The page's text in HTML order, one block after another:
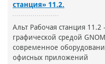
станция» 11.2.
Альт Рабочая станция
графической средой
современное
офисных приложений